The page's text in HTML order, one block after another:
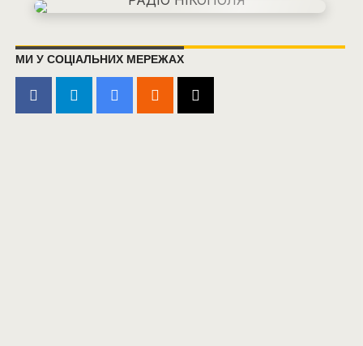
МИ У СОЦІАЛЬНИХ МЕРЕЖАХ